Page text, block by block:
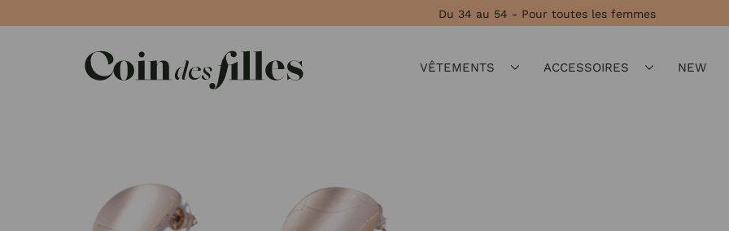
Du 34 au 54 - Pour toutes les femmes
VÊTEMENTS ACCESSOIRES NEW